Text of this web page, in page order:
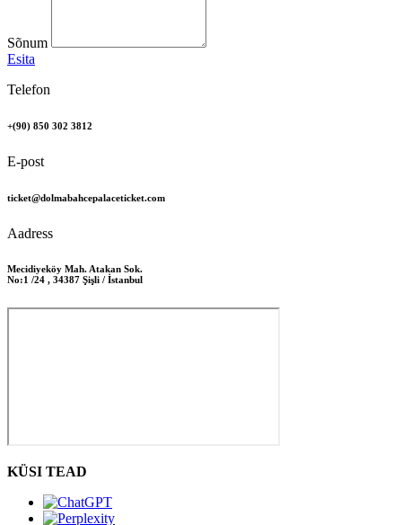
Sõnum
Esita
Telefon
+(90) 850 302 3812
E-post
ticket@dolmabahcepalaceticket.com
Aadress
Mecidiyeköy Mah. Atakan Sok.
No:1 /24 , 34387 Şişli / İstanbul
KÜSI TEAD